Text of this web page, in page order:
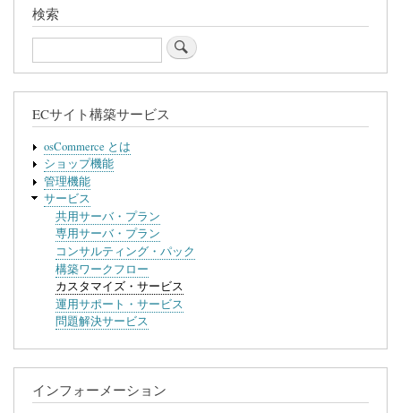
リ
ン
ク:
カ
マ
ス
検索
Search
ECサイト構築サービス
osCommerce とは
ショップ機能
管理機能
サービス
共用サーバ・プラン
専用サーバ・プラン
コンサルティング・パック
構築ワークフロー
カスタマイズ・サービス
運用サポート・サービス
問題解決サービス
インフォーメーション